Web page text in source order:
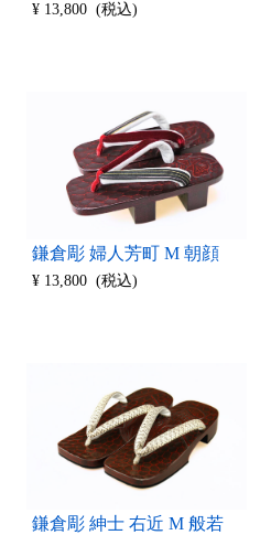
¥ 13,800 (税込)
鎌倉彫 婦人芳町 M 朝顔
¥ 13,800 (税込)
鎌倉彫 紳士 右近 M 般若